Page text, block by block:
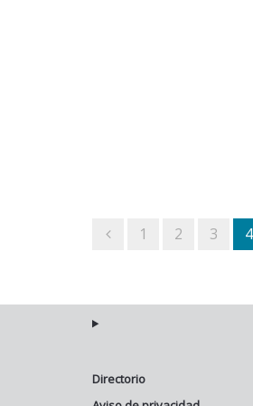
1 2 3 4
Directorio